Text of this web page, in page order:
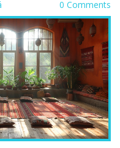
0 Comments